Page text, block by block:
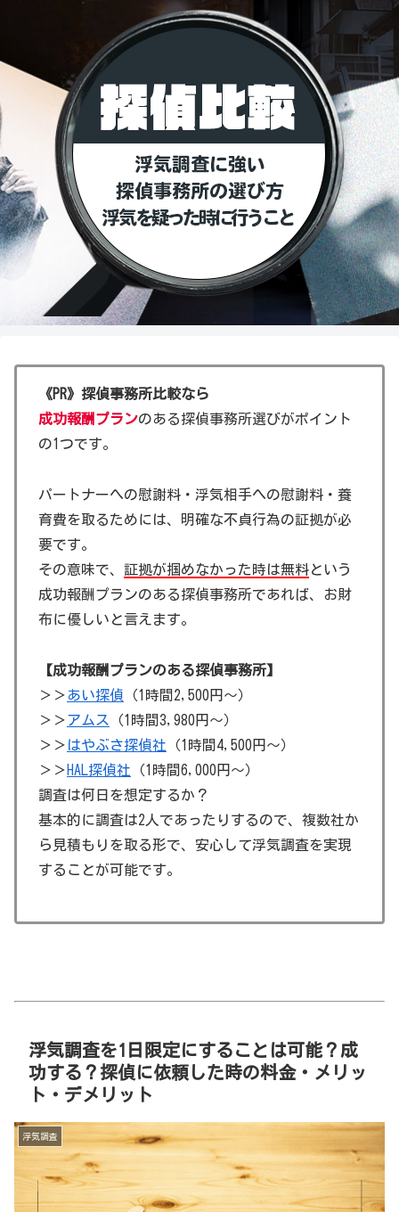
《PR》探偵事務所比較なら
成功報酬プランのある探偵事務所選びがポイント
の1つです。
パートナーへの慰謝料・浮気相手への慰謝料・養
育費を取るためには、明確な不貞行為の証拠が必
要です。
その意味で、 証拠が掴めなかった時は無料という
成功報酬プランのある探偵事務所であれば、お財
布に優しいと言えます。
【成功報酬プランのある探偵事務所】
＞＞あい探偵 （1時間2,500円～）
＞＞アムス
（1時間3,980円～）
＞＞ はやぶさ探偵社 （1時間4,500円～）
＞＞ HAL探偵社 （1時間6,000円～）
調査は何日を想定するか？
基本的に調査は2人であったりするので、複数社か
ら見積もりを取る形で、安心して浮気調査を実現
することが可能です。
浮気調査を1日限定にすることは可能？成
功する？探偵に依頼した時の料金・メリッ
ト・デメリット
浮気調査